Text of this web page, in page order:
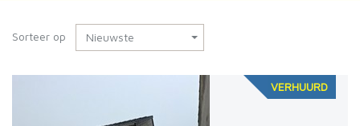
Sorteer op Nieuwste
VERHUURD